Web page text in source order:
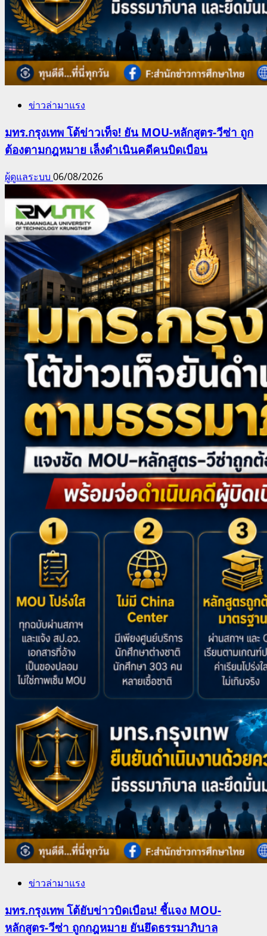
ข่าวล่ามาแรง
มทร.กรุงเทพ โต้ข่าวเท็จ! ยัน MOU-หลักสูตร-วีซ่า ถูก
ต้องตามกฎหมาย เล็งดำเนินคดีคนบิดเบือน
ผู้ดูแลระบบ 06/08/2026
ข่าวล่ามาแรง
มทร.กรุงเทพ โต้ยับข่าวบิดเบือน! ชี้แจง MOU-
หลักสูตร-วีซ่า ถูกกฎหมาย ยันยึดธรรมาภิบาล